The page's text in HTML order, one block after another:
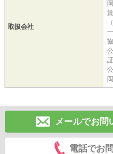
取扱会社
メールでお問
電話でお